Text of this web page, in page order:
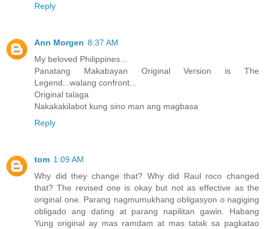
Reply
Ann Morgen 8:37 AM
My beloved Philippines...
Panatang Makabayan Original Version is The
Legend...walang confront...
Original talaga
Nakakakilabot kung sino man ang magbasa
Reply
tom 1:09 AM
Why did they change that? Why did Raul roco changed
that? The revised one is okay but not as effective as the
original one. Parang nagmumukhang obligasyon o nagiging
obligado ang dating at parang napilitan gawin. Habang
Yung original ay mas ramdam at mas tatak sa pagkatao